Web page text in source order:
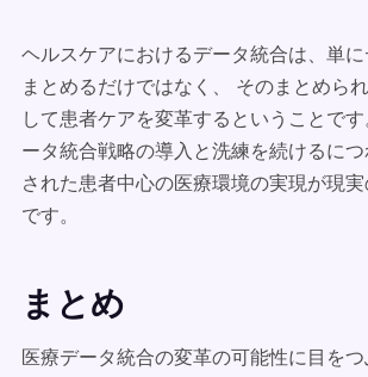
ヘルスケアにおけるデータ統合は、単
まとめるだけではなく、 そのまとめら
して患者ケアを変革するということで
ータ統合戦略の導入と洗練を続けるに
された患者中心の医療環境の実現が現
です。
まとめ
医療データ統合の変革の可能性に目を